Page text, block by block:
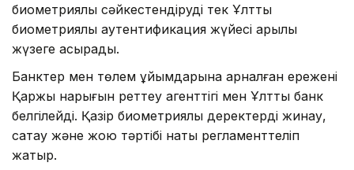
биометриялық сәйкестендіруді тек Ұлттық
биометриялық аутентификация жүйесі арқылы
жүзеге асырады.
Банктер мен төлем ұйымдарына арналған ережені
Қаржы нарығын реттеу агенттігі мен Ұлттық банк
белгілейді. Қазір биометриялық деректерді жинау,
сақтау және жою тәртібі нақты регламенттеліп
жатыр.